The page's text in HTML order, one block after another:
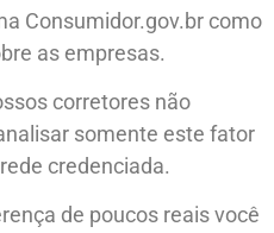
Consumidor.gov.br como
as empresas.
corretores não
somente este fator
credenciada.
de poucos reais você